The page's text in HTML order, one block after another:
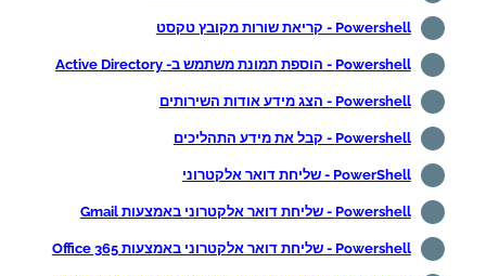
Powershell - קריאת שורות מקובץ טקסט
Powershell - הוספת תמונת משתמש ב- Active Directory
Powershell - הצג מידע אודות השירותים
Powershell - קבל את מידע התהליכים
PowerShell - שליחת דואר אלקטרוני
Powershell - שליחת דואר אלקטרוני באמצעות Gmail
Powershell - שליחת דואר אלקטרוני באמצעות Office 365